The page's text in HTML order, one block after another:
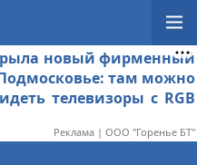
новый фирменный
там можно
телевизоры с RGB
Реклама | ООО "Горенье БТ"